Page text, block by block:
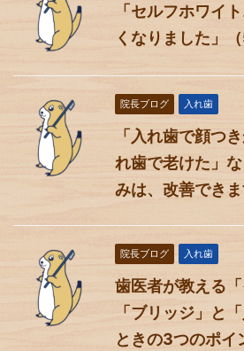
「セルフホワイ
くなりました」
院長ブログ 入れ歯
「入れ歯で顔つ
れ歯で老けた」
みは、改善できま
院長ブログ 入れ歯
歯医者が教える
「ブリッジ」と
ときの3つのポイ